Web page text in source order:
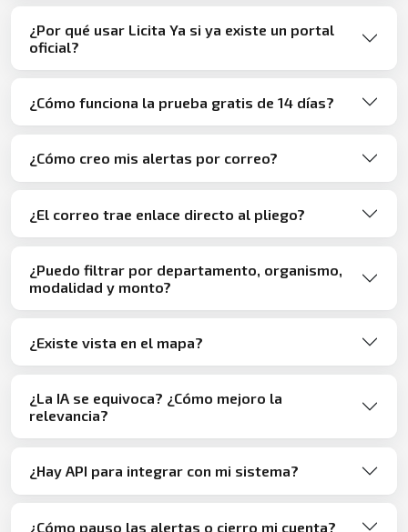
¿Por qué usar Licita Ya si ya existe un portal
oficial?
¿Cómo funciona la prueba gratis de 14 días?
¿Cómo creo mis alertas por correo?
¿El correo trae enlace directo al pliego?
¿Puedo filtrar por departamento, organismo,
modalidad y monto?
¿Existe vista en el mapa?
¿La IA se equivoca? ¿Cómo mejoro la
relevancia?
¿Hay API para integrar con mi sistema?
¿Cómo pauso las alertas o cierro mi cuenta?